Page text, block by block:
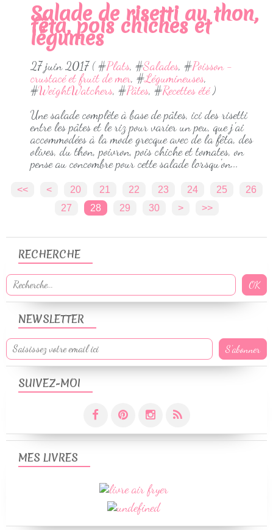
Salade de risetti au thon,
fêta, pois chiches et
légumes
27 juin 2017 ( #Plats, #Salades, #Poisson -
crustacé et fruit de mer, #Légumineuses,
#WeightWatchers, #Pâtes, #Recettes été)
Une salade complète à base de pâtes, ici des risetti
entre les pâtes et le riz pour varier un peu, que j'ai
accommodées à la mode grecque avec de la fêta, des
olives, du thon, poivron, pois chiche et tomates, on
pense au concombre pour cette salade lorsqu'on...
<< < 10
20 21 22 23 24 25
26
27
28 29 30 40
50
60
70
80
90
100
> >>
NEWSLETTER
SUIVEZ-MOI
RECHERCHE
MES LIVRES